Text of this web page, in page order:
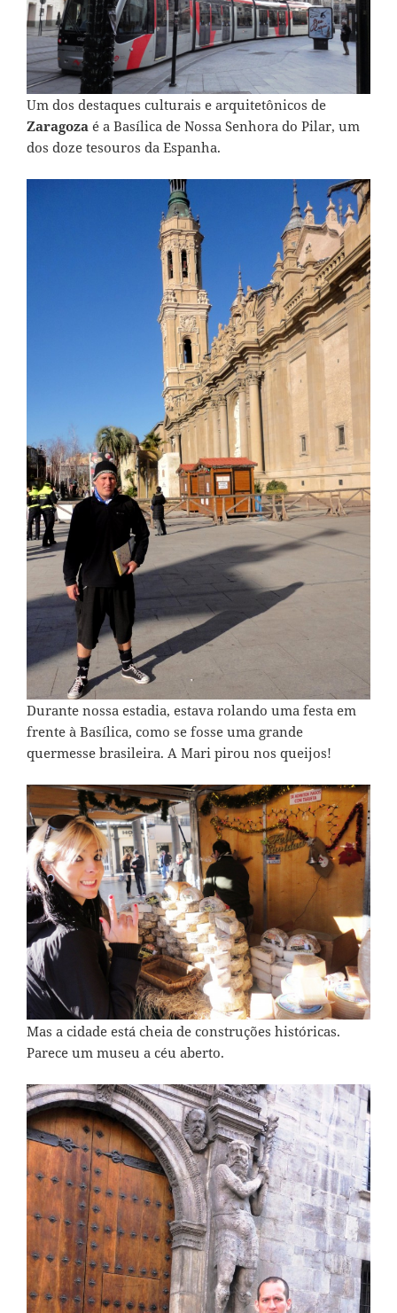
Um dos destaques culturais e arquitetônicos de
Zaragoza é a Basílica de Nossa Senhora do Pilar, um
dos doze tesouros da Espanha.
Durante nossa estadia, estava rolando uma festa em
frente à Basílica, como se fosse uma grande
quermesse brasileira. A Mari pirou nos queijos!
Mas a cidade está cheia de construções históricas.
Parece um museu a céu aberto.